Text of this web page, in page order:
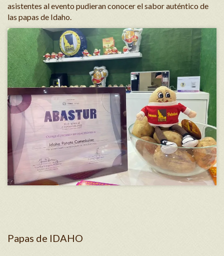
asistentes al evento pudieran conocer el sabor auténtico de
las papas de Idaho.
Papas de IDAHO